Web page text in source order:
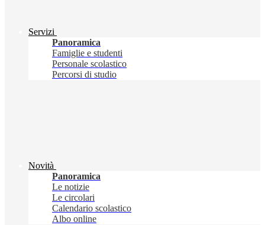
Servizi
Panoramica
Famiglie e studenti
Personale scolastico
Percorsi di studio
Novità
Panoramica
Le notizie
Le circolari
Calendario scolastico
Albo online